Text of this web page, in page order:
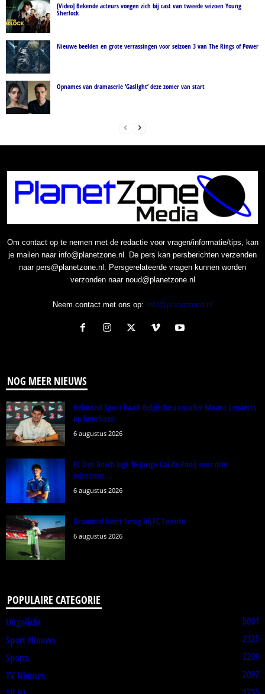
[Video] Bekende acteurs voegen zich bij cast van tweede seizoen Young
Sherlock
Nieuwe beelden en grote verrassingen voor seizoen 3 van The Rings of Power
Opnames van dramaserie ‘Gaslight’ deze zomer van start
Om contact op te nemen met de redactie voor vragen/informatie/tips, kan
je mailen naar info@planetzone.nl. De pers kan persberichten verzenden
naar pers@planetzone.nl. Persgerelateerde vragen kunnen worden
verzonden naar noud@planetzone.nl
Neem contact met ons op: Info@planetzone.nl
NOG MEER NIEUWS
Helmond Sport haalt Belgische aanvaller Mauro Lenaerts
op huurbasis
6 augustus 2026
FC Den Bosch legt 16-jarige Kai de Rooij voor drie
seizoenen...
6 augustus 2026
Drommel keert terug bij FC Twente
6 augustus 2026
POPULAIRE CATEGORIE
Uitgelicht
5001
Sport Nieuws
2325
Sports
2209
TV Nieuws
2097